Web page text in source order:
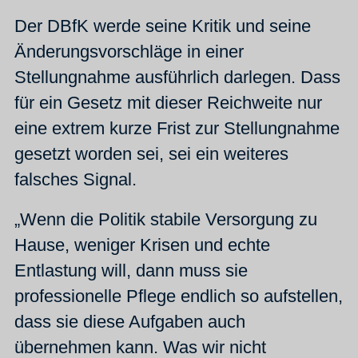
Der DBfK werde seine Kritik und seine
Änderungsvorschläge in einer
Stellungnahme ausführlich darlegen. Dass
für ein Gesetz mit dieser Reichweite nur
eine extrem kurze Frist zur Stellungnahme
gesetzt worden sei, sei ein weiteres
falsches Signal.
„Wenn die Politik stabile Versorgung zu
Hause, weniger Krisen und echte
Entlastung will, dann muss sie
professionelle Pflege endlich so aufstellen,
dass sie diese Aufgaben auch
übernehmen kann. Was wir nicht